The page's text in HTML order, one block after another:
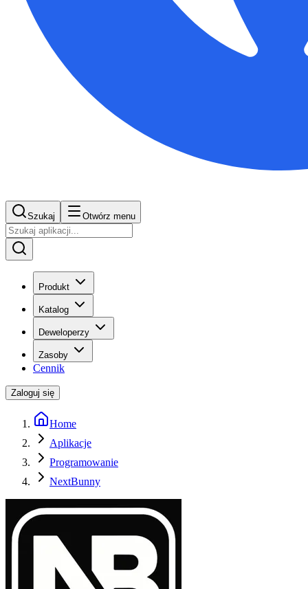
Szukaj Otwórz menu
Produkt
Katalog
Deweloperzy
Zasoby
Cennik
Zaloguj się
Home
Aplikacje
Programowanie
NextBunny